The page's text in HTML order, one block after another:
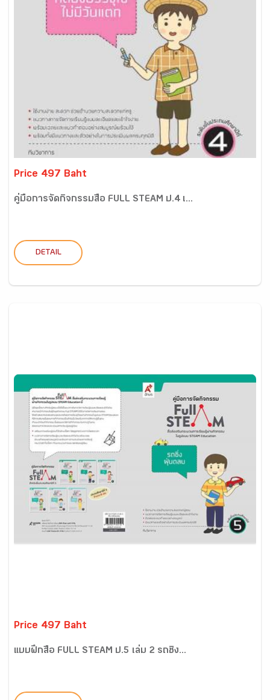
Price 497 Baht
คู่มือการจัดกิจกรรมสื่อ FULL STEAM ป.4 เ...
DETAIL
Price 497 Baht
แบบฝึกสื่อ FULL STEAM ป.5 เล่ม 2 รถซิ่ง...